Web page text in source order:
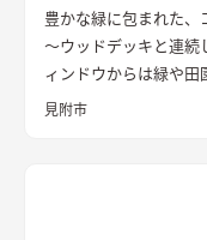
豊かな緑に包まれた、
～ウッドデッキと連続
ィンドウからは緑や田
の中にいるような気持ちよさ。 ●趣味スペース
見附市